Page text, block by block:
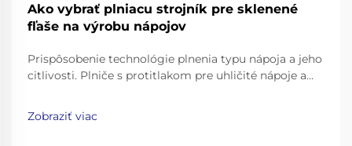
Ako vybrať plniacu strojník pre sklenené
fľaše na výrobu nápojov
Prispôsobenie technológie plnenia typu nápoja a jeho
citlivosti. Plniče s protitlakom pre uhličité nápoje a
pivo, vyžadujú opatrné techniky plnenia, aby sa
zachoval ich „šumivý efekt“, a zároveň sa zabránilo
Zobraziť viac